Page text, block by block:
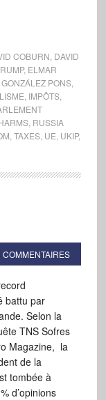
COBURN DAVID
, ELMAR
PONS,
IMPÔTS,
, RUSSIA
TAXES, UE UKIP,
COMMENTAIRES
battu par
Selon la
TNS Sofres
Magazine, la
de la
tombée à
d’opinions